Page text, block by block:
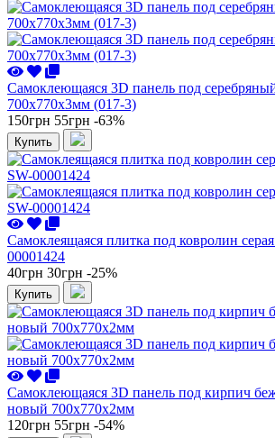
Самоклеющаяся 3D панель под
700x770x3мм (017-3)
150грн 55грн -63%
Купить
Самоклеящаяся плитка под ковролин
00001424
40грн 30грн -25%
Купить
Самоклеющаяся 3D панель под кирпич
новый 700x770x2мм
120грн 55грн -54%